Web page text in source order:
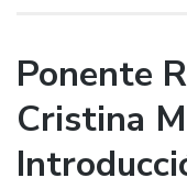
Ponente
Cristina